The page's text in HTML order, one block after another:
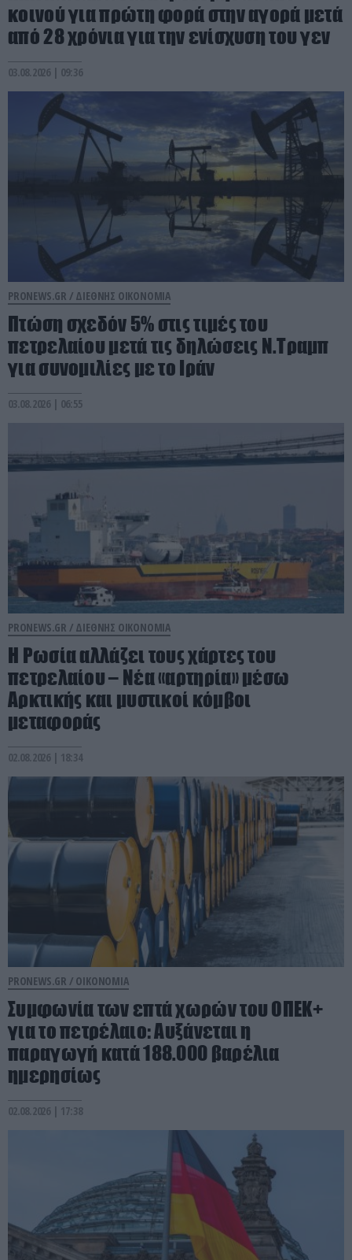
κοινού για πρώτη φορά στην αγορά μετά
από 28 χρόνια για την ενίσχυση του γεν
03.08.2026 | 09:36
PRONEWS.GR / ΔΙΕΘΝΗΣ ΟΙΚΟΝΟΜΙΑ
Πτώση σχεδόν 5% στις τιμές του
πετρελαίου μετά τις δηλώσεις Ν.Τραμπ
για συνομιλίες με το Ιράν
03.08.2026 | 06:55
PRONEWS.GR / ΔΙΕΘΝΗΣ ΟΙΚΟΝΟΜΙΑ
Η Ρωσία αλλάζει τους χάρτες του
πετρελαίου – Νέα «αρτηρία» μέσω
Αρκτικής και μυστικοί κόμβοι
μεταφοράς
02.08.2026 | 18:34
PRONEWS.GR / ΟΙΚΟΝΟΜΙΑ
Συμφωνία των επτά χωρών του ΟΠΕΚ+
για το πετρέλαιο: Αυξάνεται η
παραγωγή κατά 188.000 βαρέλια
ημερησίως
02.08.2026 | 17:38